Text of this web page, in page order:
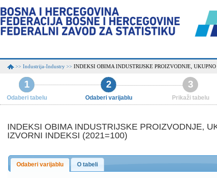
>> Industrija-Industry >> INDEKSI OBIMA INDUSTRIJSKE PROIZVODNJE,
1
Odaberi tabelu
2
Odaberi varijablu
3
Prikaži tabelu
INDEKSI OBIMA INDUSTRIJSKE PROIZVODNJE,
IZVORNI INDEKSI (2021=100)
Odaberi varijablu O tabeli